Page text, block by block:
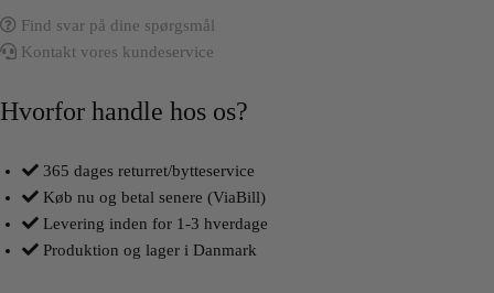
Find svar på dine spørgsmål
Kontakt vores kundeservice
Hvorfor handle hos os?
365 dages returret/bytteservice
Køb nu og betal senere (ViaBill)
Levering inden for 1-3 hverdage
Produktion og lager i Danmark